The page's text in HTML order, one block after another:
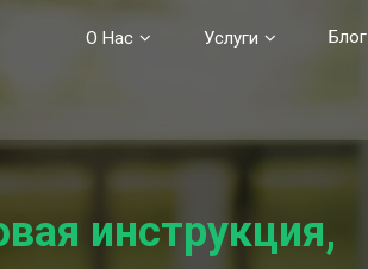
О Нас Услуги Блог
инструкция,